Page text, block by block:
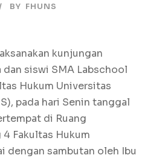
BY FHUNS
kunjungan
siswi SMA Labschool
Hukum Universitas
pada hari Senin tanggal
di Ruang
Fakultas Hukum
dengan sambutan oleh Ibu